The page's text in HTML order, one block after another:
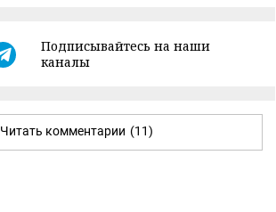
Подписывайтесь на наши
каналы
Читать комментарии (11)